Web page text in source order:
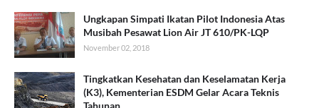
Ungkapan Simpati Ikatan Pilot Indonesia Atas
Musibah Pesawat Lion Air JT 610/PK-LQP
November 02, 2018
Tingkatkan Kesehatan dan Keselamatan Kerja
(K3), Kementerian ESDM Gelar Acara Teknis